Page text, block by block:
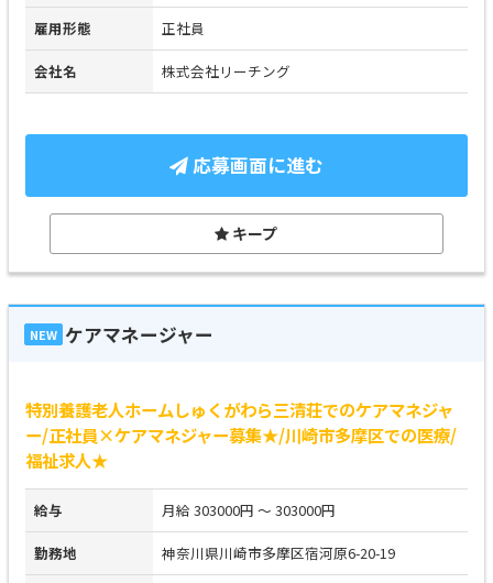
雇用形態 正社員
会社名 株式会社リーチング
応募画面に進む
キープ
NEW ケアマネージャー
特別養護老人ホームしゅくがわら三清荘でのケアマネジャ
ー/正社員×ケアマネジャー募集★/川崎市多摩区での医療/
福祉求人★
給与 月給 303000円 ～ 303000円
勤務地 神奈川県川崎市多摩区宿河原6-20-19